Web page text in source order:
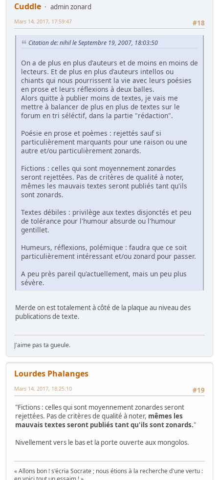
Cuddle
admin zonard
#18
Mars 14, 2017, 17:59:47
Citation de: nihil le Septembre 19, 2007, 18:03:50
On a de plus en plus d'auteurs et de moins en moins de
lecteurs. Et de plus en plus d'auteurs intellos ou
chiants qui nous pourrissent la vie avec leurs poésies
en prose et leurs réflexions à deux balles.
Alors quitte à publier moins de textes, je vais me
mettre à balancer de plus en plus de textes sur le
forum en tri séléctif, dans la partie "rédaction".
Poésie en prose et poèmes : rejettés sauf si
particulièrement marquants pour une raison ou une
autre et/ou particulièrement zonards.
Fictions : celles qui sont moyennement zonardes
seront rejettées. Pas de critères de qualité à noter,
mêmes les mauvais textes seront publiés tant qu'ils
sont zonards.
Textes débiles : privilège aux textes disjonctés et peu
de tolérance pour l'humour absurde ou l'humour
gentillet.
Humeurs, réflexions, polémique : faudra que ce soit
particulièrement intéressant et/ou zonard pour passer.
A peu près pareil qu'actuellement, mais un peu plus
sévère.
Merde on est totalement à côté de la plaque au niveau des
publications de texte.
J'aime pas ta gueule.
Lourdes Phalanges
#19
Mars 14, 2017, 18:25:10
"Fictions : celles qui sont moyennement zonardes seront
rejettées. Pas de critères de qualité à noter, mêmes les
mauvais textes seront publiés tant qu'ils sont zonards."
Nivellement vers le bas et la porte ouverte aux mongolos.
« Allons bon ! s'écria Socrate ; nous étions à la recherche d'une vertu :